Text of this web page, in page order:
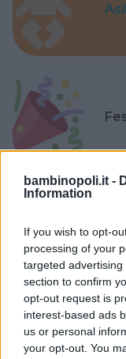
bambinopoli.it -
Information
If you wish to opt-
processing of your
targeted
section to confirm
opt-out request is
interest-based ads
us or personal
your opt-out. You